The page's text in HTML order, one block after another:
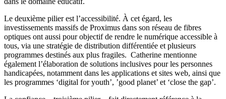
Le deuxième pilier est l’accessibilité. À cet égard, les
investissements massifs de Proximus dans son réseau de fibres
optiques ont aussi pour objectif de rendre le numérique accessible à
tous, via une stratégie de distribution différentiée et plusieurs
programmes destinés aux plus fragiles. Catherine mentionne
également l’élaboration de solutions inclusives pour les personnes
handicapées, notamment dans les applications et sites web, ainsi que
les programmes ‘digital for youth’, ’good planet’ et ‘close the gap’.